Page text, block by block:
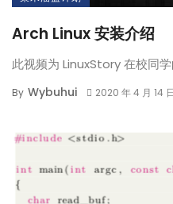
Arch Linux 安装介绍
此视频为 LinuxStory 在校同
By Wybuhui 2020 年 4 月 14 日